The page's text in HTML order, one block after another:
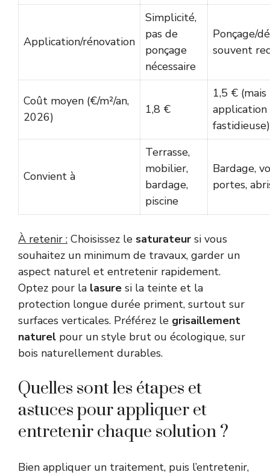
Application/rénovation
Simplicité,
pas de
ponçage
nécessaire
Ponçage/
souvent
Coût moyen (€/m²/an,
2026)
1,8 €
1,5 € (mais
application
fastidieuse)
Convient à
Terrasse,
mobilier,
bardage,
piscine
Bardage,
portes,
À retenir : Choisissez le saturateur si vous
souhaitez un minimum de travaux, garder un
aspect naturel et entretenir rapidement.
Optez pour la lasure si la teinte et la
protection longue durée priment, surtout sur
surfaces verticales. Préférez le grisaillement
naturel pour un style brut ou écologique, sur
bois naturellement durables.
Quelles sont les étapes et
astuces pour appliquer et
entretenir chaque solution ?
Bien appliquer un traitement, puis l’entretenir,